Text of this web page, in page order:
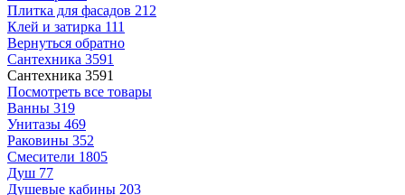
Плитка для фасадов 212
Клей и затирка 111
Вернуться обратно
Сантехника 3591
Сантехника 3591
Посмотреть все товары
Ванны 319
Унитазы 469
Раковины 352
Смесители 1805
Душ 77
Душевые кабины 203